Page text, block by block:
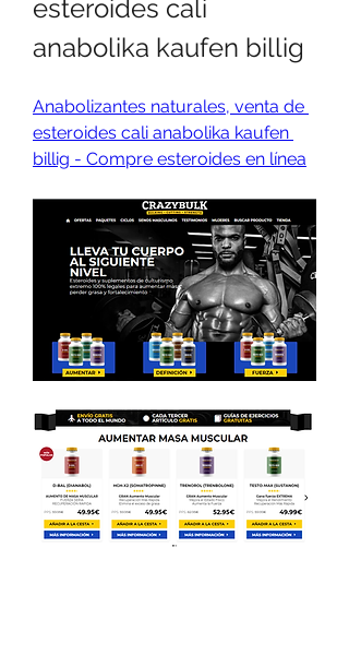
esteroides cali
anabolika kaufen billig
Anabolizantes naturales, venta de
esteroides cali anabolika kaufen
billig - Compre esteroides en línea